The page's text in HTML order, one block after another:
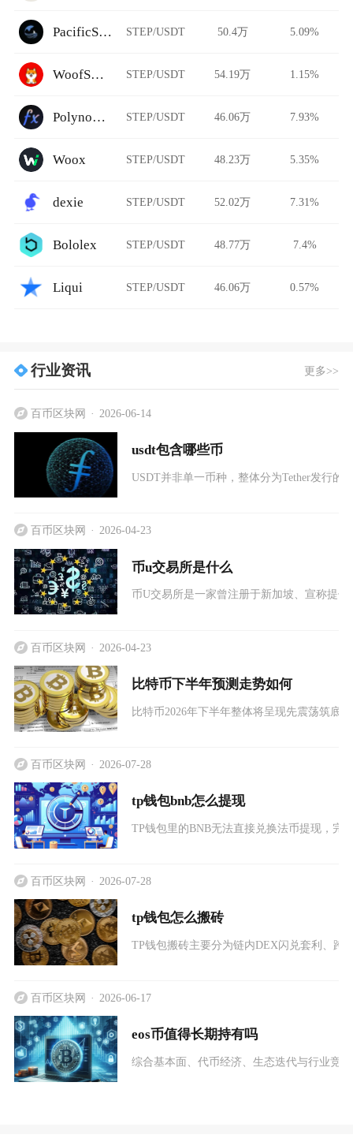
PacificSwap STEP/USDT 50.4万 5.09%
WoofSwap STEP/USDT 54.19万 1.15%
Polynomial Trade STEP/USDT 46.06万 7.93%
Woox STEP/USDT 48.23万 5.35%
dexie STEP/USDT 52.02万 7.31%
Bololex STEP/USDT 48.77万 7.4%
Liqui STEP/USDT 46.06万 0.57%
行业资讯 更多>>
百币区块网 2026-06-14
usdt包含哪些币
USDT并非单一币种，整体分为Tether发行
百币区块网 2026-04-23
币u交易所是什么
币U交易所是一家曾注册于新加坡、宣称提
百币区块网 2026-04-23
比特币下半年预测走势如何
比特币2026年下半年整体将呈现先震荡筑底
百币区块网 2026-07-28
tp钱包bnb怎么提现
TP钱包里的BNB无法直接兑换法币提现，完
百币区块网 2026-07-28
tp钱包怎么搬砖
TP钱包搬砖主要分为链内DEX闪兑套利、跨
百币区块网 2026-06-17
eos币值得长期持有吗
综合基本面、代币经济、生态迭代与行业竞